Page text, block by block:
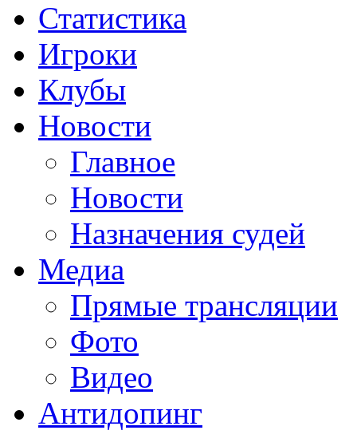
Статистика
Игроки
Клубы
Новости
Главное
Новости
Назначения судей
Медиа
Прямые трансляции
Фото
Видео
Антидопинг